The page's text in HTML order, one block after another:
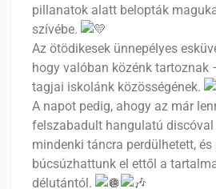
pillanatok alatt belopták
szívébe.
Az ötödikesek ünnepélyes
hogy valóban közénk tartoznak
tagjai iskolánk közösségének.
A napot pedig, ahogy az már
felszabadult hangulatú discóval
mindenki táncra perdülhetett,
búcsúzhattunk el ettől a
délutántól.